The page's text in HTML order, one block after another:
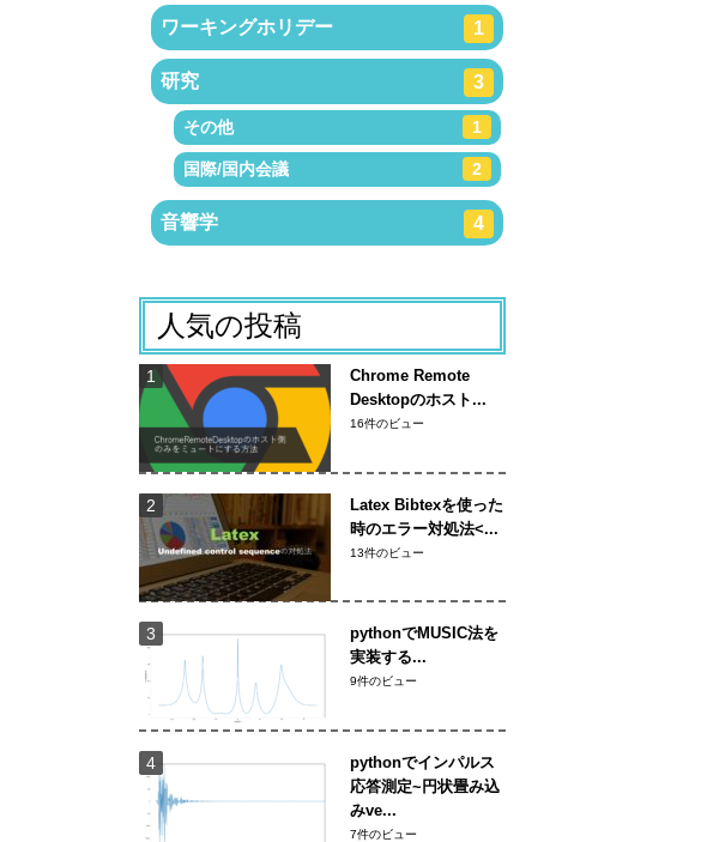
ワーキングホリデー 1
研究 3
その他 1
国際/国内会議 2
音響学 4
人気の投稿
Chrome Remote
Desktopのホスト...
16件のビュー
Latex Bibtexを使った
時のエラー対処法<...
13件のビュー
pythonでMUSIC法を
実装する...
9件のビュー
pythonでインパルス
応答測定~円状畳み込
みve...
7件のビュー